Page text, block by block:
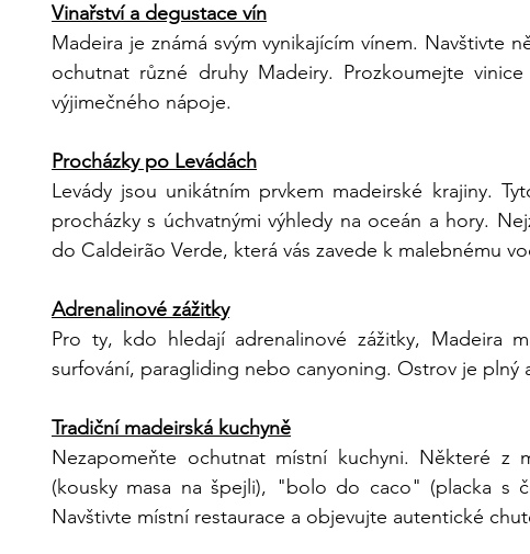
Vinařství a degustace vín
Madeira je známá svým vynikajícím vínem. Navštivte
ochutnat různé druhy Madeiry. Prozkoumejte
výjimečného nápoje.
Procházky po Levádách
Levády jsou unikátním prvkem madeirské krajiny.
procházky s úchvatnými výhledy na oceán a hory.
do Caldeirão Verde, která vás zavede k malebnému
Adrenalinové zážitky
Pro ty, kdo hledají adrenalinové zážitky, Madeira
surfování, paragliding nebo canyoning. Ostrov je
Tradiční madeirská kuchyně
Nezapomeňte ochutnat místní kuchyni. Některé z
(kousky masa na špejli), "bolo do caco" (placka s
Navštivte místní restaurace a objevujte autentické